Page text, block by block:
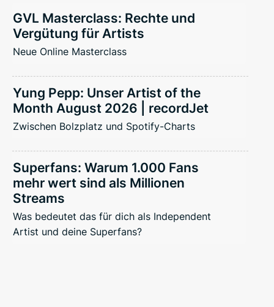
GVL Masterclass: Rechte und
Vergütung für Artists
Neue Online Masterclass
Yung Pepp: Unser Artist of the
Month August 2026 | recordJet
Zwischen Bolzplatz und Spotify-Charts
Superfans: Warum 1.000 Fans
mehr wert sind als Millionen
Streams
Was bedeutet das für dich als Independent
Artist und deine Superfans?